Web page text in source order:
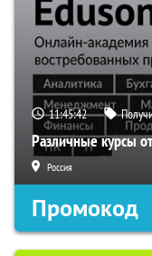
11:45:41
Различные курсы
Россия
Промокод